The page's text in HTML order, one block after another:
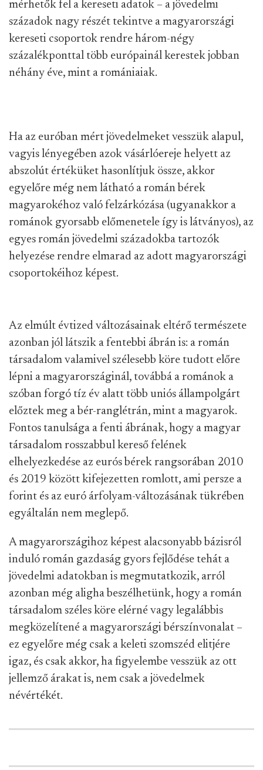
mérhetők fel a kereseti adatok – a jövedelmi
századok nagy részét tekintve a magyarországi
kereseti csoportok rendre három-négy
százalékponttal több európainál kerestek jobban
néhány éve, mint a romániaiak.
Ha az euróban mért jövedelmeket vesszük alapul,
vagyis lényegében azok vásárlóereje helyett az
abszolút értéküket hasonlítjuk össze, akkor
egyelőre még nem látható a román bérek
magyarokéhoz való felzárkózása (ugyanakkor a
románok gyorsabb előmenetele így is látványos), az
egyes román jövedelmi századokba tartozók
helyezése rendre elmarad az adott magyarországi
csoportokéihoz képest.
Az elmúlt évtized változásainak eltérő természete
azonban jól látszik a fentebbi ábrán is: a román
társadalom valamivel szélesebb köre tudott előre
lépni a magyarországinál, továbbá a románok a
szóban forgó tíz év alatt több uniós állampolgárt
előztek meg a bér-ranglétrán, mint a magyarok.
Fontos tanulsága a fenti ábrának, hogy a magyar
társadalom rosszabbul kereső felének
elhelyezkedése az eurós bérek rangsorában 2010
és 2019 között kifejezetten romlott, ami persze a
forint és az euró árfolyam-változásának tükrében
egyáltalán nem meglepő.
A magyarországihoz képest alacsonyabb bázisról
induló román gazdaság gyors fejlődése tehát a
jövedelmi adatokban is megmutatkozik, arról
azonban még aligha beszélhetünk, hogy a román
társadalom széles köre elérné vagy legalábbis
megközelítené a magyarországi bérszínvonalat –
ez egyelőre még csak a keleti szomszéd elitjére
igaz, és csak akkor, ha figyelembe vesszük az ott
jellemző árakat is, nem csak a jövedelmek
névértékét.